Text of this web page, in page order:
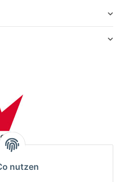
nutzen